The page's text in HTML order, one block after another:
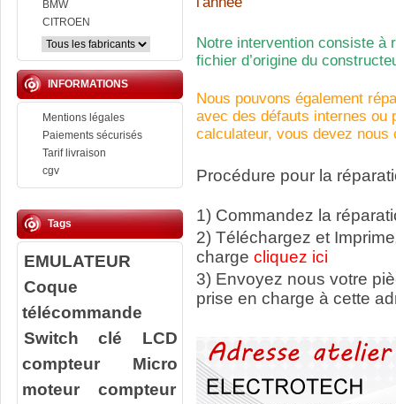
BMW
CITROEN
INFORMATIONS
Mentions légales
Paiements sécurisés
Tarif livraison
cgv
Tags
EMULATEUR
Coque
télécommande
Switch clé
LCD
compteur
Micro
moteur compteur
Notre intervention consiste
fichier d’origine du
Nous pouvons également
avec des défauts internes ou
calculateur, vous devez
Procédure pour la
1) Commandez la
2) Téléchargez et
charge cliquez ici
3) Envoyez nous votre
prise en charge à cette